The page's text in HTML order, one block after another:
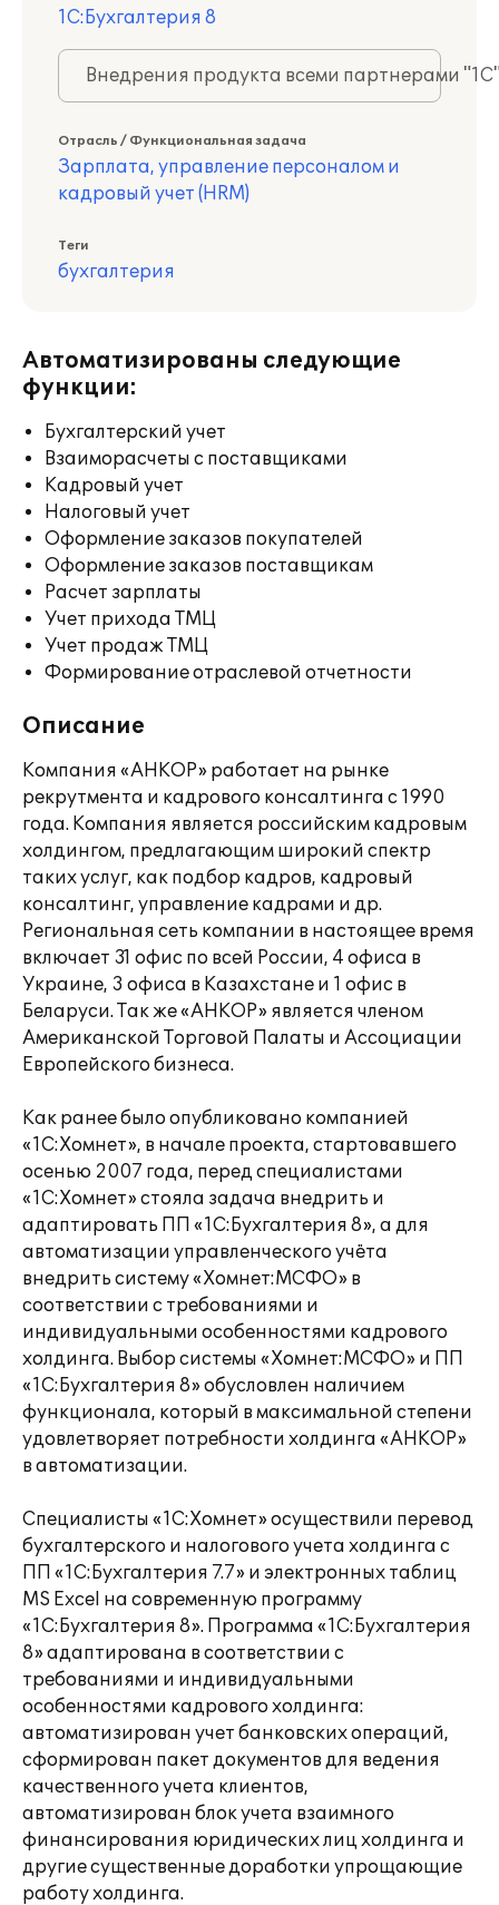
1С:Бухгалтерия 8
Внедрения продукта всеми партнерами
Отрасль / Функциональная задача
Зарплата, управление персоналом и
кадровый учет (HRM)
Теги
бухгалтерия
Автоматизированы следующие
функции:
Бухгалтерский учет
Взаиморасчеты с поставщиками
Кадровый учет
Налоговый учет
Оформление заказов покупателей
Оформление заказов поставщикам
Расчет зарплаты
Учет прихода ТМЦ
Учет продаж ТМЦ
Формирование отраслевой отчетности
Описание
Компания «АНКОР» работает на рынке
рекрутмента и кадрового консалтинга с 1990
года. Компания является российским кадровым
холдингом, предлагающим широкий спектр
таких услуг, как подбор кадров, кадровый
консалтинг, управление кадрами и др.
Региональная сеть компании в настоящее время
включает 31 офис по всей России, 4 офиса в
Украине, 3 офиса в Казахстане и 1 офис в
Беларуси. Так же «АНКОР» является членом
Американской Торговой Палаты и Ассоциации
Европейского бизнеса.
Как ранее было опубликовано компанией
«1С:Хомнет», в начале проекта, стартовавшего
осенью 2007 года, перед специалистами
«1С:Хомнет» стояла задача внедрить и
адаптировать ПП «1С:Бухгалтерия 8», а для
автоматизации управленческого учёта
внедрить систему «Хомнет:МСФО» в
соответствии с требованиями и
индивидуальными особенностями кадрового
холдинга. Выбор системы «Хомнет:МСФО» и ПП
«1С:Бухгалтерия 8» обусловлен наличием
функционала, который в максимальной степени
удовлетворяет потребности холдинга «АНКОР»
в автоматизации.
Специалисты «1С:Хомнет» осуществили перевод
бухгалтерского и налогового учета холдинга с
ПП «1С:Бухгалтерия 7.7» и электронных таблиц
MS Excel на современную программу
«1С:Бухгалтерия 8». Программа «1С:Бухгалтерия
8» адаптирована в соответствии с
требованиями и индивидуальными
особенностями кадрового холдинга:
автоматизирован учет банковских операций,
сформирован пакет документов для ведения
качественного учета клиентов,
автоматизирован блок учета взаимного
финансирования юридических лиц холдинга и
другие существенные доработки упрощающие
работу холдинга.